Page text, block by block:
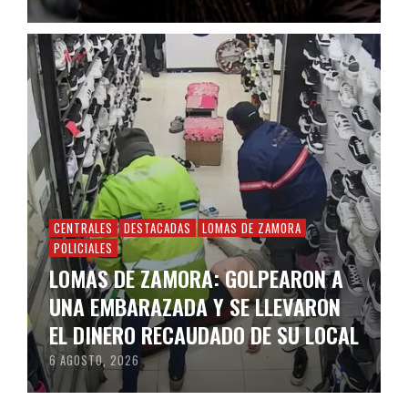
CENTRALES DESTACADAS
LOMAS DE ZAMORA
POLICIALES
LOMAS DE ZAMORA: GOLPEARON A
UNA EMBARAZADA Y SE LLEVARON
EL DINERO RECAUDADO DE SU LOCAL
6 AGOSTO, 2026